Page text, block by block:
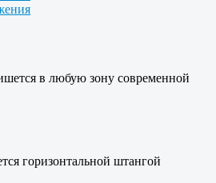
в любую зону современной
горизонтальной штангой